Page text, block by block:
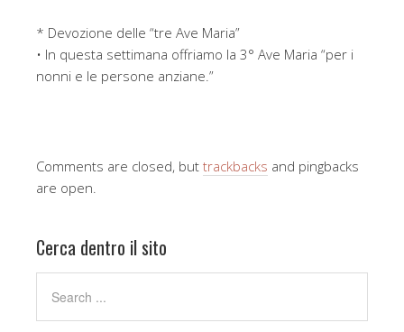
* Devozione delle “tre Ave Maria”
• In questa settimana offriamo la 3° Ave Maria “per i
nonni e le persone anziane.”
Comments are closed, but trackbacks and pingbacks
are open.
Cerca dentro il sito